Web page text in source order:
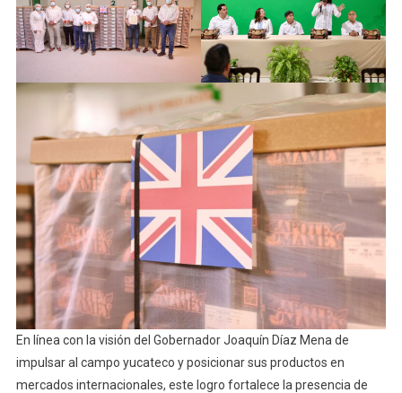
En línea con la visión del Gobernador Joaquín Díaz Mena de
impulsar al campo yucateco y posicionar sus productos en
mercados internacionales, este logro fortalece la presencia de